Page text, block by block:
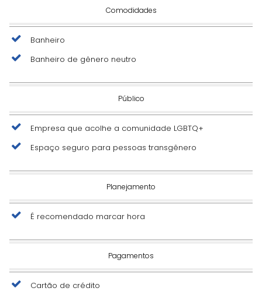
Comodidades
Banheiro
Banheiro de gênero neutro
Público
Empresa que acolhe a comunidade LGBTQ+
Espaço seguro para pessoas transgênero
Planejamento
É recomendado marcar hora
Pagamentos
Cartão de crédito